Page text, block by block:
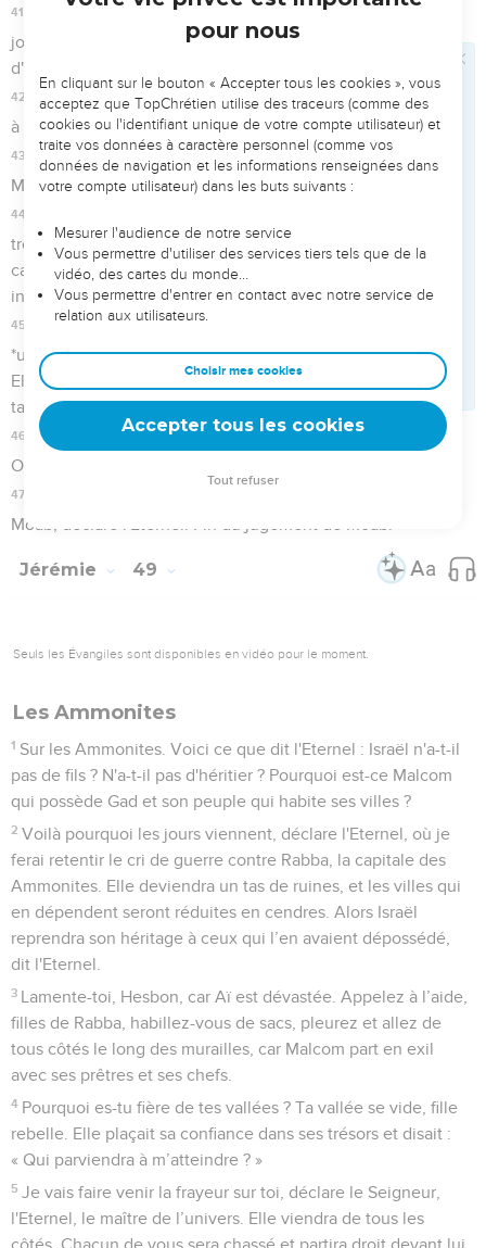
effet, Nebucadnetsar, roi de Babylone, a pris une décision
contre vous, il a formé un projet contre vous.
31
Levez-vous, montez contre une nation tranquille, qui
habite en sécurité, déclare l'Eternel. Elle n'a ni portes ni
verrous et elle habite à l’écart.
32
Leurs chameaux seront livrés au pillage et leurs nombreux
troupeaux formeront un butin. Je les disperserai à tous les
vents, ceux qui se rasent les coins de la barbe, et je ferai
venir leur ruine de tous les côtés, déclare l'Eternel.
33
Hatsor sera le repaire des chacals, un désert pour toujours.
Plus personne n'y habitera, aucun homme n'y séjournera.
Élam
34
Voici la parole de l'Eternel adressée au prophète Jérémie
à propos d’Elam, au début du règne de Sédécias sur Juda.
Voici ce que dit l'Eternel, le maître de l’univers : Je vais
briser l'arc d'Elam, sa principale force.
coins du ciel et je les disperserai à tous ces vents. Il n'y aura
pas une nation qui ne voie l’arrivée de réfugiés d'Elam.
sur eux le malheur, provoqué par mon ardente colère,
roi et les chefs, déclare l'Eternel.
39
Cependant, dans l’avenir, je ramènerai les déportés
d'Elam, déclare l'Eternel.
Jérémie 50
Seuls les Évangiles sont disponibles en vidéo pour le moment.
Ruine de Babylone et libération d'Israël
Voici la parole prononcée par l'Eternel à l’intention de
Babylone, à l’intention du pays des Babyloniens, par
Annoncez-le parmi les nations, proclamez-le, dressez un
étendard ! Proclamez-le, ne cachez rien ! Dites : « Babylone
idoles sont couvertes de honte, ses statues sont brisées ! »
En effet, une nation venue du nord est montée pour